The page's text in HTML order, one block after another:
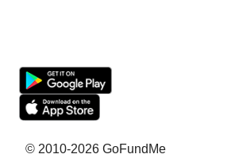
Por que o GoFundMe
Perguntas frequentes
Histórias de sucesso
© 2010-2026 GoFundMe